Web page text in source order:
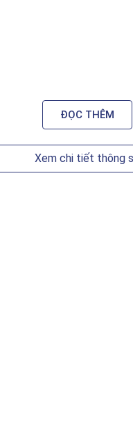
ĐỌC THÊM
Xem chi tiết thông